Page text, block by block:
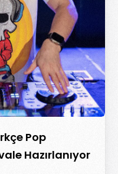
Pop
Hazırlanıyor